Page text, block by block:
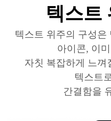
텍스트
텍스트 위주의 구성은
아이콘, 이
자칫 복잡하게 느껴
텍스트
간결함을